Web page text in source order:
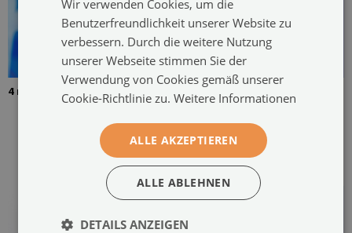
4 mm dickes gehärtetes Glas
Das Bild wird mit zwei
Kleiderbügel werden an zwei
Stellen auf das Gemälde
geklebt
Wir verwenden Cookies, um die
Benutzerfreundlichkeit unserer Website zu
verbessern. Durch die weitere Nutzung
unserer Webseite stimmen Sie der
Verwendung von Cookies gemäß unserer
Cookie-Richtlinie zu. Weitere Informationen
ALLE AKZEPTIEREN
ALLE ABLEHNEN
DETAILS ANZEIGEN